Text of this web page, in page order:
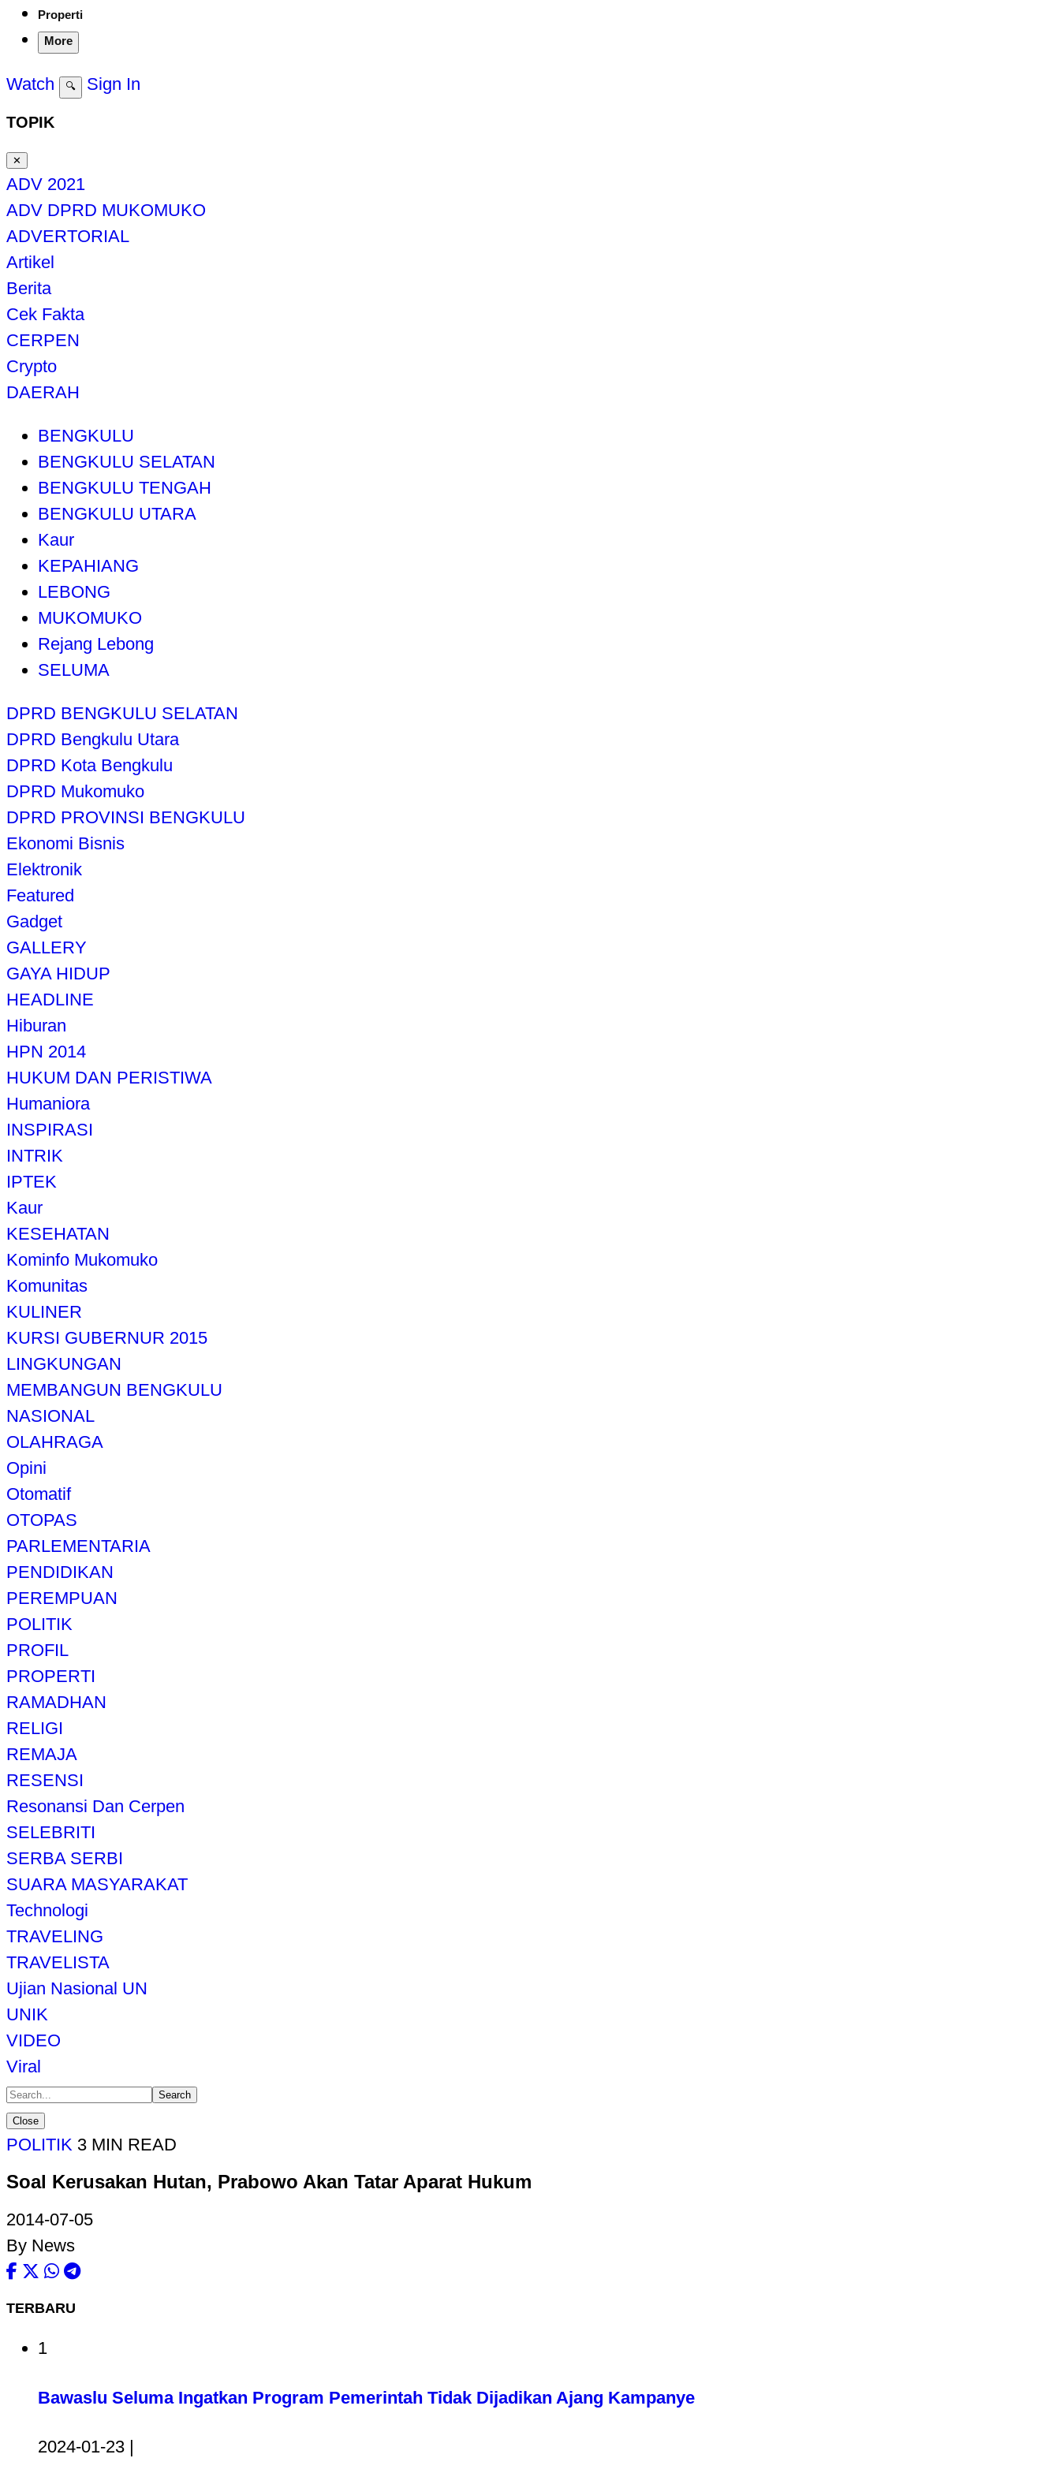
Properti
More
Watch 🔍 Sign In
TOPIK
✕
ADV 2021
ADV DPRD MUKOMUKO
ADVERTORIAL
Artikel
Berita
Cek Fakta
CERPEN
Crypto
DAERAH
BENGKULU
BENGKULU SELATAN
BENGKULU TENGAH
BENGKULU UTARA
Kaur
KEPAHIANG
LEBONG
MUKOMUKO
Rejang Lebong
SELUMA
DPRD BENGKULU SELATAN
DPRD Bengkulu Utara
DPRD Kota Bengkulu
DPRD Mukomuko
DPRD PROVINSI BENGKULU
Ekonomi Bisnis
Elektronik
Featured
Gadget
GALLERY
GAYA HIDUP
HEADLINE
Hiburan
HPN 2014
HUKUM DAN PERISTIWA
Humaniora
INSPIRASI
INTRIK
IPTEK
Kaur
KESEHATAN
Kominfo Mukomuko
Komunitas
KULINER
KURSI GUBERNUR 2015
LINGKUNGAN
MEMBANGUN BENGKULU
NASIONAL
OLAHRAGA
Opini
Otomatif
OTOPAS
PARLEMENTARIA
PENDIDIKAN
PEREMPUAN
POLITIK
PROFIL
PROPERTI
RAMADHAN
RELIGI
REMAJA
RESENSI
Resonansi Dan Cerpen
SELEBRITI
SERBA SERBI
SUARA MASYARAKAT
Technologi
TRAVELING
TRAVELISTA
Ujian Nasional UN
UNIK
VIDEO
Viral
Search
Close
POLITIK 3 MIN READ
Soal Kerusakan Hutan, Prabowo Akan Tatar Aparat Hukum
2014-07-05
By News
TERBARU
1
Bawaslu Seluma Ingatkan Program Pemerintah Tidak Dijadikan Ajang Kampanye
2024-01-23 |